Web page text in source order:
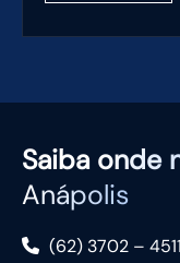
Saiba onde
Anápolis
(62) 3702 – 4511